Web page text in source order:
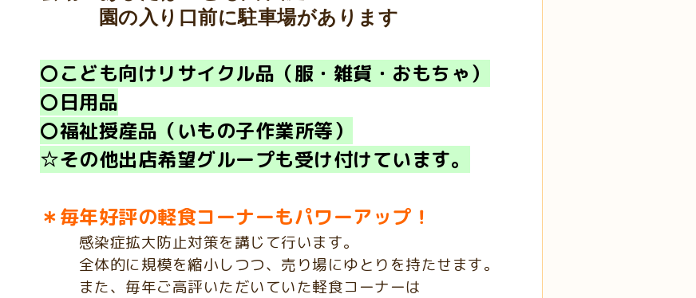
園の入り口前に駐車場があります
〇こども向けリサイクル品（服・雑貨・おもちゃ）
〇日用品
〇福祉授産品（いもの子作業所等）
☆その他出店希望グループも受け付けています。
＊毎年好評の軽食コーナーもパワーアップ！
感染症拡大防止対策を講じて行います。
全体的に規模を縮小しつつ、売り場にゆとりを持たせます。
また、毎年ご高評いただいていた軽食コーナーは